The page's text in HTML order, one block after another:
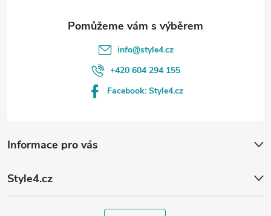
Informace pro vás
Style4.cz
info@style4.cz
+420 604 294 155
Facebook: Style4.cz